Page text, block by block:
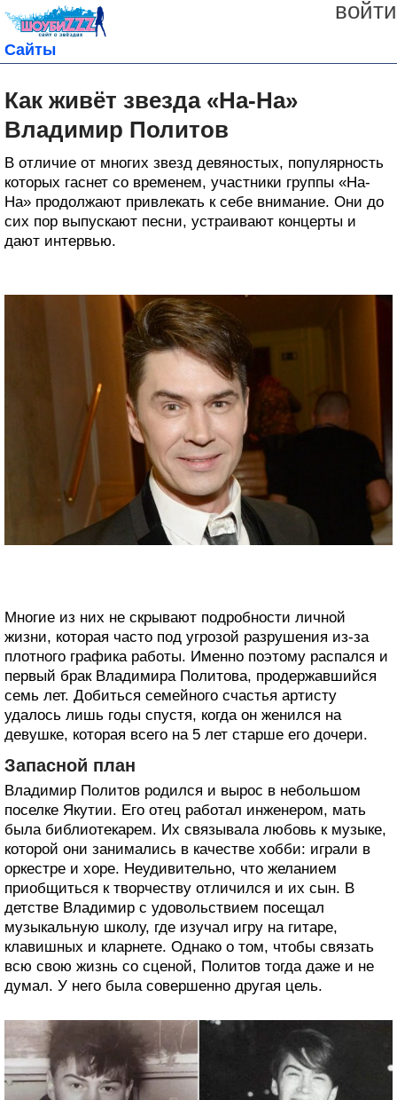
войти
Сайты
Как живёт звезда «На-На»
Владимир Политов
В отличие от многих звезд девяностых, популярность
которых гаснет со временем, участники группы «На-
На» продолжают привлекать к себе внимание. Они до
сих пор выпускают песни, устраивают концерты и
дают интервью.
Многие из них не скрывают подробности личной
жизни, которая часто под угрозой разрушения из-за
плотного графика работы. Именно поэтому распался и
первый брак Владимира Политова, продержавшийся
семь лет. Добиться семейного счастья артисту
удалось лишь годы спустя, когда он женился на
девушке, которая всего на 5 лет старше его дочери.
Запасной план
Владимир Политов родился и вырос в небольшом
поселке Якутии. Его отец работал инженером, мать
была библиотекарем. Их связывала любовь к музыке,
которой они занимались в качестве хобби: играли в
оркестре и хоре. Неудивительно, что желанием
приобщиться к творчеству отличился и их сын. В
детстве Владимир с удовольствием посещал
музыкальную школу, где изучал игру на гитаре,
клавишных и кларнете. Однако о том, чтобы связать
всю свою жизнь со сценой, Политов тогда даже и не
думал. У него была совершенно другая цель.